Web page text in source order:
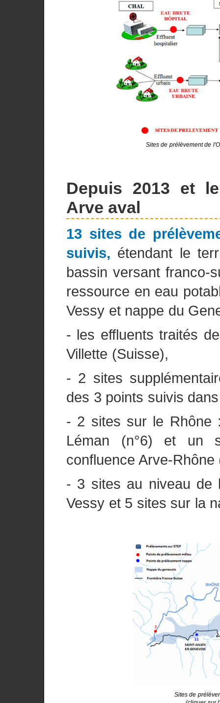
Sites de prélèvement de
Depuis 2013 et
Arve aval
13 sites de
suivis, étendant le
bassin versant franco-
ressource en eau
Vessy et nappe du
- les effluents traités
Villette (Suisse),
- 2 sites
des 3 points suivis
- 2 sites sur le Rhône
Léman (n°6) et un
confluence Arve-Rhône
- 3 sites au niveau de
Vessy et 5 sites sur la
Sites de